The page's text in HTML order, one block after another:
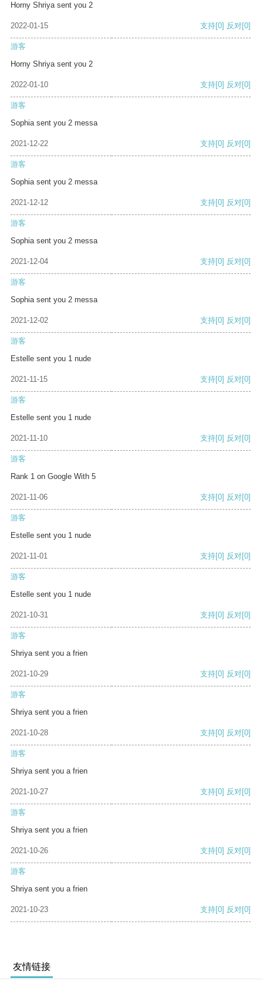
Horny Shriya sent you 2
2022-01-15 支持[0] 反对[0]
游客
Horny Shriya sent you 2
2022-01-10 支持[0] 反对[0]
游客
Sophia sent you 2 messa
2021-12-22 支持[0] 反对[0]
游客
Sophia sent you 2 messa
2021-12-12 支持[0] 反对[0]
游客
Sophia sent you 2 messa
2021-12-04 支持[0] 反对[0]
游客
Sophia sent you 2 messa
2021-12-02 支持[0] 反对[0]
游客
Estelle sent you 1 nude
2021-11-15 支持[0] 反对[0]
游客
Estelle sent you 1 nude
2021-11-10 支持[0] 反对[0]
游客
Rank 1 on Google With 5
2021-11-06 支持[0] 反对[0]
游客
Estelle sent you 1 nude
2021-11-01 支持[0] 反对[0]
游客
Estelle sent you 1 nude
2021-10-31 支持[0] 反对[0]
游客
Shriya sent you a frien
2021-10-29 支持[0] 反对[0]
游客
Shriya sent you a frien
2021-10-28 支持[0] 反对[0]
游客
Shriya sent you a frien
2021-10-27 支持[0] 反对[0]
游客
Shriya sent you a frien
2021-10-26 支持[0] 反对[0]
游客
Shriya sent you a frien
2021-10-23 支持[0] 反对[0]
友情链接